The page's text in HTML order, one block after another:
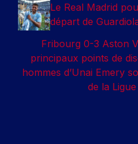
Le Real Madrid
départ de
Fribourg 0-3 Aston
principaux points de
hommes d’Unai Emery
de la